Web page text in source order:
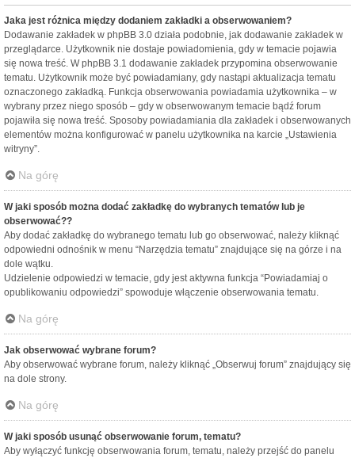
Jaka jest różnica między dodaniem zakładki a obserwowaniem?
Dodawanie zakładek w phpBB 3.0 działa podobnie, jak dodawanie zakładek w
przeglądarce. Użytkownik nie dostaje powiadomienia, gdy w temacie pojawia
się nowa treść. W phpBB 3.1 dodawanie zakładek przypomina obserwowanie
tematu. Użytkownik może być powiadamiany, gdy nastąpi aktualizacja tematu
oznaczonego zakładką. Funkcja obserwowania powiadamia użytkownika – w
wybrany przez niego sposób – gdy w obserwowanym temacie bądź forum
pojawiła się nowa treść. Sposoby powiadamiania dla zakładek i obserwowanych
elementów można konfigurować w panelu użytkownika na karcie „Ustawienia
witryny”.
Na górę
W jaki sposób można dodać zakładkę do wybranych tematów lub je
obserwować??
Aby dodać zakładkę do wybranego tematu lub go obserwować, należy kliknąć
odpowiedni odnośnik w menu “Narzędzia tematu” znajdujące się na górze i na
dole wątku.
Udzielenie odpowiedzi w temacie, gdy jest aktywna funkcja “Powiadamiaj o
opublikowaniu odpowiedzi” spowoduje włączenie obserwowania tematu.
Na górę
Jak obserwować wybrane forum?
Aby obserwować wybrane forum, należy kliknąć „Obserwuj forum” znajdujący się
na dole strony.
Na górę
W jaki sposób usunąć obserwowanie forum, tematu?
Aby wyłączyć funkcję obserwowania forum, tematu, należy przejść do panelu